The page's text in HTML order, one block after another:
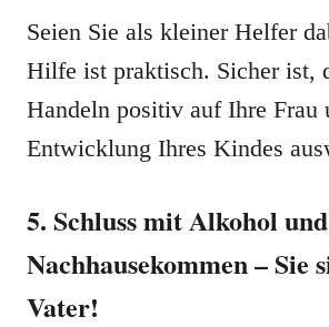
Seien Sie als kleiner Helfer
Hilfe ist praktisch. Sicher ist,
Handeln positiv auf Ihre Frau
Entwicklung Ihres Kindes
5. Schluss mit Alkohol
Nachhausekommen – Sie
Vater!